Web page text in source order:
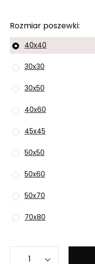
Rozmiar poszewki
40x40
30x30
30x50
40x60
45x45
50x50
50x60
50x70
70x80